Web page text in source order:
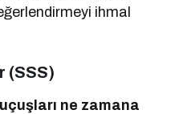
ihmal
(SSS)
ne zamana